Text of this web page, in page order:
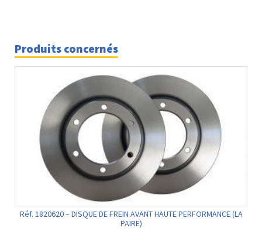
Produits concernés
Réf. 1820620 – DISQUE DE FREIN AVANT HAUTE PERFORMANCE (LA
PAIRE)